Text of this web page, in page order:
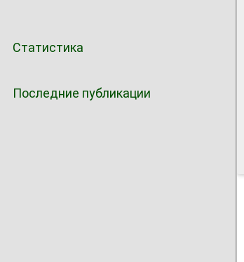
Статистика
Последние публикации